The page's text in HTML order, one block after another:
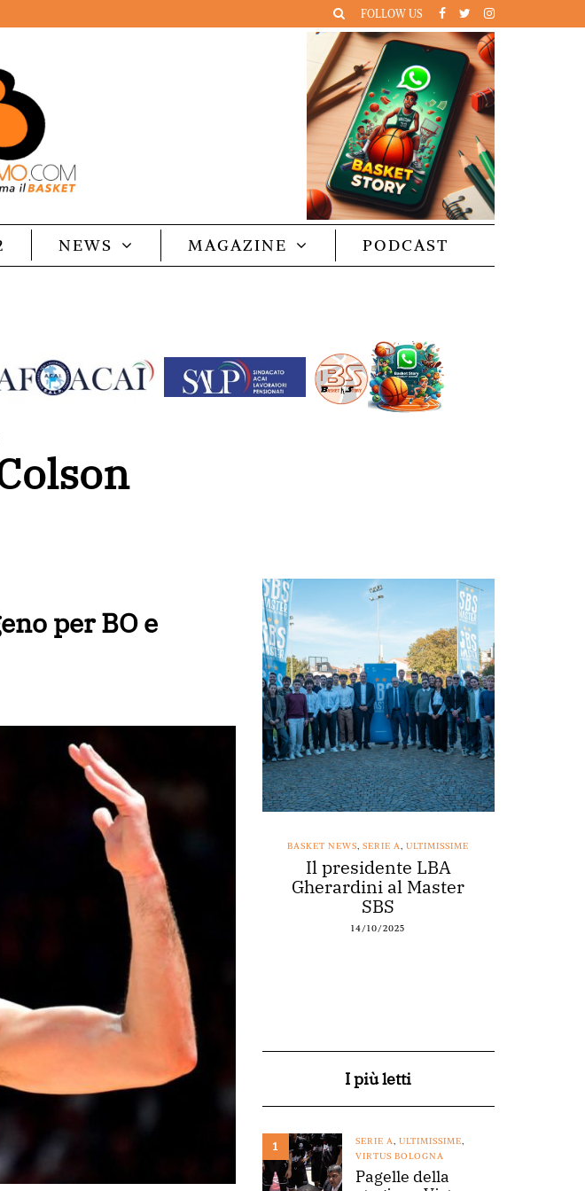
FOLLOW US
NEWS MAGAZINE PODCAST
per BO e
BASKET NEWS,ULTIMISSIME
Piazza Paci a canestro
con un’opera d’arte a
cielo aperto
17/06/2026
BASKET NEWS,SERIE A,ULTIMISSIME
Il presidente LBA
Gherardini al Master
SBS
14/10/2025
I più letti
1 SERIE A, ULTIMISSIME,
VIRTUS BOLOGNA
Pagelle della